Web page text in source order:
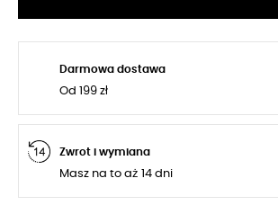
Darmowa dostawa
Od 199 zł
Zwrot i wymiana
Masz na to aż 14 dni